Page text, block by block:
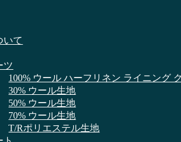
いて
ツ
100% ウール ハーフリネン ライニング
30% ウール生地
50% ウール生地
70% ウール生地
T/Rポリエステル生地